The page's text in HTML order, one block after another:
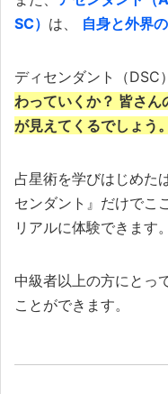
SC） は、 自身と外界
ディセンダント（DSC
わっていくか？ 皆さん
が見えてくるでしょう。
占星術を学びはじめた
センダント』だけでこ
リアルに体験できます。
中級者以上の方にとっ
ことができます。